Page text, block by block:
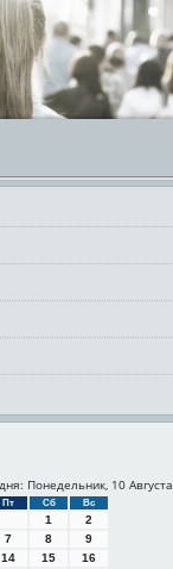
Понедельник, 10 Августа
Пт Сб Вс
1
2
7 8
9
14 15
16